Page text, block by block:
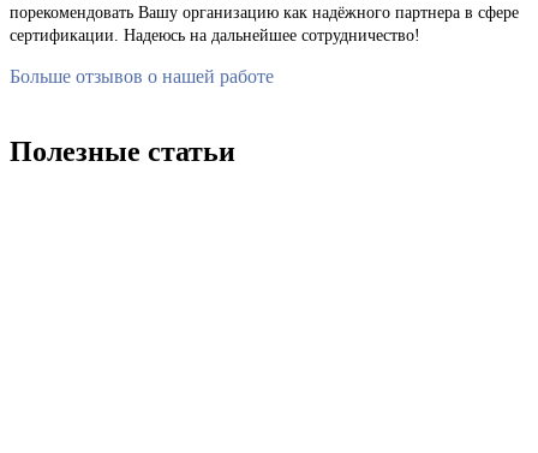
порекомендовать Вашу организацию как надёжного партнера в сфере
сертификации. Надеюсь на дальнейшее сотрудничество!
Больше отзывов о нашей работе
Полезные статьи